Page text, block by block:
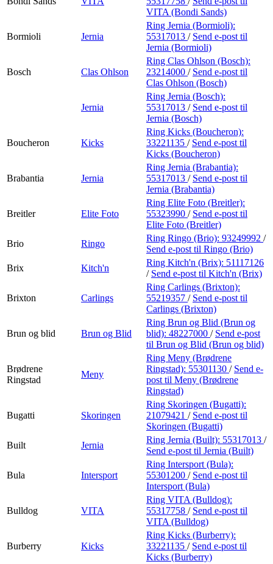
VITA (Bondi Sands)
Bormioli Jernia
Ring Jernia (Bormioli):
55317013 / Send e-post til
Jernia (Bormioli)
Bosch Clas Ohlson
Ring Clas Ohlson (Bosch):
23214000 / Send e-post til
Clas Ohlson (Bosch)
Jernia
Ring Jernia (Bosch):
55317013 / Send e-post til
Jernia (Bosch)
Boucheron Kicks
Ring Kicks (Boucheron):
33221135 / Send e-post til
Kicks (Boucheron)
Brabantia Jernia
Ring Jernia (Brabantia):
55317013 / Send e-post til
Jernia (Brabantia)
Breitler Elite Foto
Ring Elite Foto (Breitler):
55323990 / Send e-post til
Elite Foto (Breitler)
Brio
Ringo
Ring Ringo (Brio): 93249992 /
Send e-post til Ringo (Brio)
Brix
Kitch'n
Ring Kitch'n (Brix): 51117126
/ Send e-post til Kitch'n (Brix)
Brixton Carlings
Ring Carlings (Brixton):
55219357 / Send e-post til
Carlings (Brixton)
Brun og blid Brun og Blid
Ring Brun og Blid (Brun og
blid): 48227000 / Send e-post
til Brun og Blid (Brun og blid)
Brødrene
Ringstad
Meny
Ring Meny (Brødrene
Ringstad): 55301130 / Send e-
post til Meny (Brødrene
Ringstad)
Bugatti Skoringen
Ring Skoringen (Bugatti):
21079421 / Send e-post til
Skoringen (Bugatti)
Built
Jernia
Ring Jernia (Built): 55317013 /
Send e-post til Jernia (Built)
Bula Intersport
Ring Intersport (Bula):
55301200 / Send e-post til
Intersport (Bula)
Bulldog VITA
Ring VITA (Bulldog):
55317758 / Send e-post til
VITA (Bulldog)
Burberry Kicks
Ring Kicks (Burberry):
33221135 / Send e-post til
Kicks (Burberry)